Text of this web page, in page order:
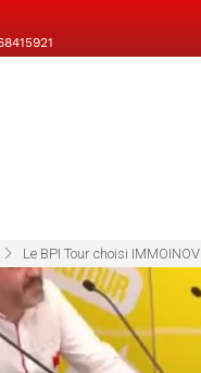
Le BPI Tour choisi IMMOINOV